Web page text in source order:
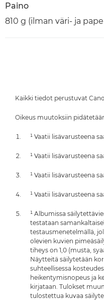
Paino
810 g (ilman väri- ja
Kaikki tiedot perustuvat
Oikeus muutoksiin
¹ Vaatii lisävarusteena
¹ Vaatii lisävarusteena
¹ Vaatii lisävarusteena
¹ Vaatii lisävarusteena
¹ Albumissa
testataan
testausmenetelmällä,
olevien kuvien
tiheys on 1,0 (musta,
Näytteitä säilytetään
suhteellisessa
heikentymisnopeus ja
kirjataan. Tulokset
tulostettua kuvaa